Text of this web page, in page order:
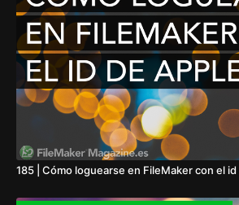
185 | Cómo loguearse en FileMaker con el